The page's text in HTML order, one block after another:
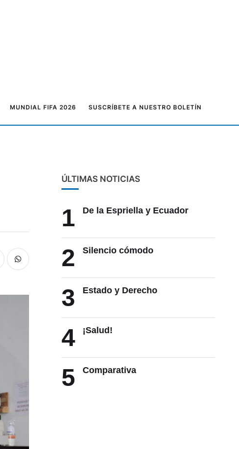
MUNDIAL FIFA 2026 SUSCRÍBETE A NUESTRO BOLETÍN
ÚLTIMAS NOTICIAS
1 De la Espriella y Ecuador
2 Silencio cómodo
3 Estado y Derecho
4 ¡Salud!
5 Comparativa